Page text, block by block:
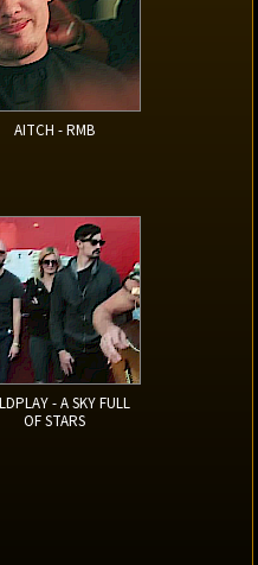
AITCH - RMB
- A SKY FULL
OF STARS